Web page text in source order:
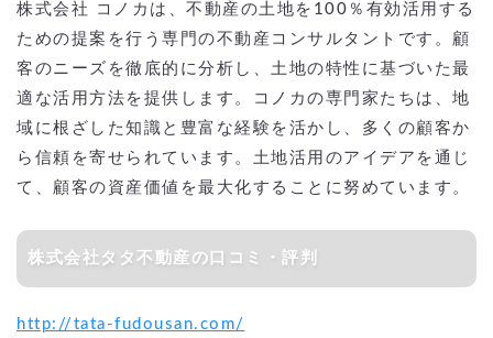
株式会社 コノカは、不動産の土地を100％有効活用する
ための提案を行う専門の不動産コンサルタントです。顧
客のニーズを徹底的に分析し、土地の特性に基づいた最
適な活用方法を提供します。コノカの専門家たちは、地
域に根ざした知識と豊富な経験を活かし、多くの顧客か
ら信頼を寄せられています。土地活用のアイデアを通じ
て、顧客の資産価値を最大化することに努めています。
株式会社タタ不動産の口コミ・評判
http://tata-fudousan.com/